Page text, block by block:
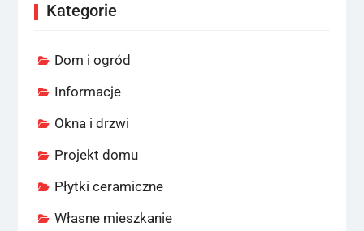
Kategorie
Dom i ogród
Informacje
Okna i drzwi
Projekt domu
Płytki ceramiczne
Własne mieszkanie